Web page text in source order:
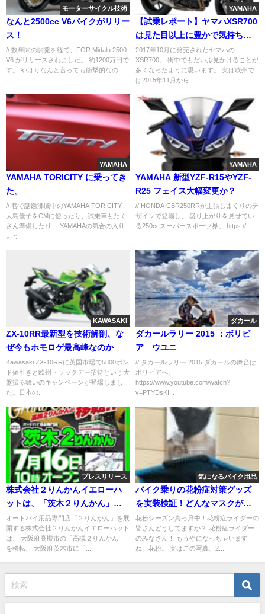
モーターサイクル技術
なんと2500cc V6バイクがリリー
ス！
// 数年間の開発を経て、FGR Midalu 2500
V6 がリリースされました。 約1200万円で
す。 やはりなんと言っても衝撃的なの...
YAMAHA
【試乗レポート】ヤマハXSR700
は見た目以上に豊かで気持ちい
いバイク
2017年10月に発売されたヤマハの
XSR700。 街中でもだいぶ見かけることが
多くなったように思います。 実は欧州で
は2015年11月から...
YAMAHA
YAMAHA TORICITY に乗ってき
た。
// 巷で話題沸騰中のYAMAHA TORICITY！
大島優子をCMに使ったり、試乗車もたく
さん準備したり、 YAMAHAの気合の入り
よう...
YAMAHA
YAMAHA 新型YZF-R15やYZF-
R25 フェイス大幅変更か？
// HONDA CBR250RRが主張しまくりのデ
ザインで登場し、 盛り上がりを見せてい
る250ccスーパースポーツ界。 https://...
KAWASAKI
ZX-10RR最新型を技術解剖、な
ぜ今もホモロゲ最高峰なのか
Kawasaki ZX-10RRに英国市場で5800ポン
ド値引きと欧州トラックデー招待という大
盤振る舞いのキャンペーンが登場しまし
た。日本の...
ダカール
ダカールラリー 2015 ：ボリビ
ア ウユニ
// ダカールラリー 2015 ダカールの舞台は
ボリビアへ。
https://www.youtube.com/watch?
v=PTYDsKI...
プレスリリース
株式会社２りんかんイエローハ
ットは、「茨木２りんかん」を
2021年7月16日（金）に移転オ
ープン！
オートバイ用品専門店「２りんかん」を展
開する株式会社２りんかんイエローハット
は、 大阪府高槻市の「高槻２りんかん」
を移転、 大阪府茨木市に「...
気になるバイク用品
バイク乗りの花粉症対策グッズ
を実装検証！どんなマスクが効
果的か？
花粉シーズン真っ只中！花粉症ライダーの
皆さんどうしてますか？ 花粉症ライダー
のみなさん！ もうやになっちゃいます
ね、花粉。 実はこの写真、2...